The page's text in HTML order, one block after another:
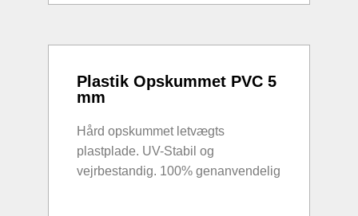
Plastik Opskummet PVC 5
mm
Hård opskummet letvægts
plastplade. UV-Stabil og
vejrbestandig. 100% genanvendelig